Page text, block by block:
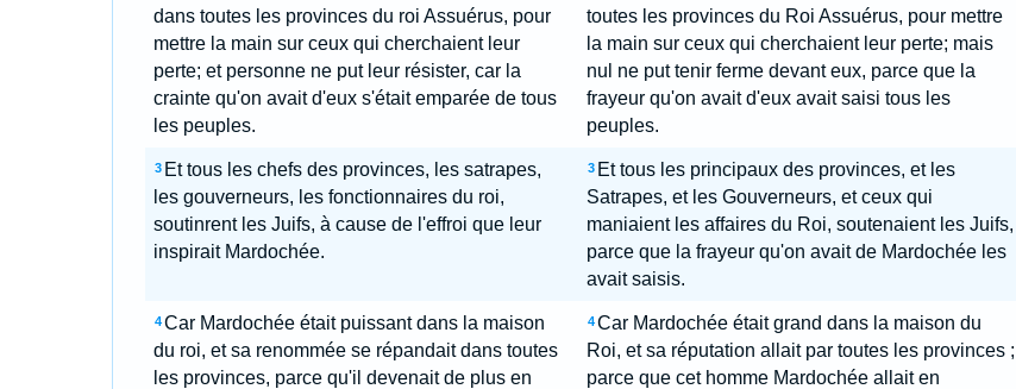
dans toutes les provinces du roi Assuérus, pour
mettre la main sur ceux qui cherchaient leur
perte; et personne ne put leur résister, car la
crainte qu'on avait d'eux s'était emparée de tous
les peuples.
toutes les provinces du Roi Assuérus, pour mettre
la main sur ceux qui cherchaient leur perte; mais
nul ne put tenir ferme devant eux, parce que la
frayeur qu'on avait d'eux avait saisi tous les
peuples.
3 Et tous les chefs des provinces, les satrapes,
les gouverneurs, les fonctionnaires du roi,
soutinrent les Juifs, à cause de l'effroi que leur
inspirait Mardochée.
3 Et tous les principaux des provinces, et les
Satrapes, et les Gouverneurs, et ceux qui
maniaient les affaires du Roi, soutenaient les Juifs,
parce que la frayeur qu'on avait de Mardochée les
avait saisis.
4 Car Mardochée était puissant dans la maison
du roi, et sa renommée se répandait dans toutes
les provinces, parce qu'il devenait de plus en
4 Car Mardochée était grand dans la maison du
Roi, et sa réputation allait par toutes les provinces ;
parce que cet homme Mardochée allait en